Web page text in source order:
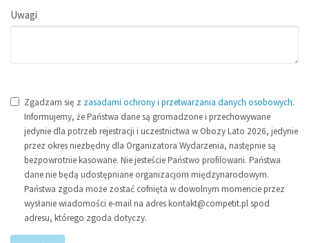
Uwagi
Zgadzam się z zasadami ochrony i przetwarzania danych osobowych.
Informujemy, że Państwa dane są gromadzone i przechowywane
jedynie dla potrzeb rejestracji i uczestnictwa w Obozy Lato 2026, jedynie
przez okres niezbędny dla Organizatora Wydarzenia, następnie są
bezpowrotnie kasowane. Nie jesteście Państwo profilowani. Państwa
dane nie będą udostępniane organizacjom międzynarodowym.
Państwa zgoda może zostać cofnięta w dowolnym momencie przez
wysłanie wiadomości e-mail na adres kontakt@competit.pl spod
adresu, którego zgoda dotyczy.